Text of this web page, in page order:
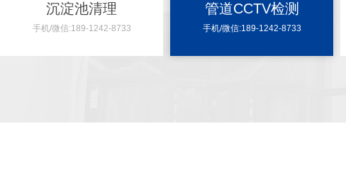
沉淀池清理
手机/微信:189-1242-8733
管道CCTV检测
手机/微信:189-1242-8733
管道CCTV检测
管道CCTV检测通过高清晰度摄像头对管道内部进行观察和拍摄，......